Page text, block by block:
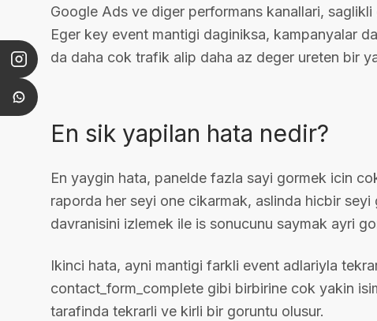
Google Ads ve diger performans kanallari,
Eger key event mantigi daginiksa, kampanyalar
da daha cok trafik alip daha az deger ureten bir
En sik yapilan hata nedir?
En yaygin hata, panelde fazla sayi gormek icin
raporda her seyi one cikarmak, aslinda hicbir
davranisini izlemek ile is sonucunu saymak ayri
Ikinci hata, ayni mantigi farkli event adlariyla
contact_form_complete gibi birbirine cok yakin
tarafinda tekrarli ve kirli bir goruntu olusur.